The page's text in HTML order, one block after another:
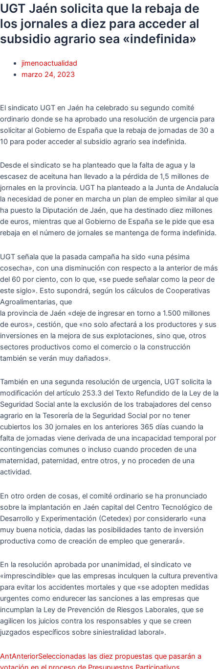
UGT Jaén solicita que la rebaja de
los jornales a diez para acceder al
subsidio agrario sea «indefinida»
jimenoactualidad
marzo 24, 2023
El sindicato UGT en Jaén ha celebrado su segundo comité
ordinario donde se ha aprobado una resolución de urgencia para
solicitar al Gobierno de España que la rebaja de jornadas de 30 a
10 para poder acceder al subsidio agrario sea indefinida.
Desde el sindicato se ha planteado que la falta de agua y la
escasez de aceituna han llevado a la pérdida de 1,5 millones de
jornales en la provincia. UGT ha planteado a la Junta de Andalucía
la necesidad de poner en marcha un plan de empleo similar al que
ha puesto la Diputación de Jaén, que ha destinado diez millones
de euros, mientras que al Gobierno de España se le pide que esa
rebaja en el número de jornales se mantenga de forma indefinida.
UGT señala que la pasada campaña ha sido «una pésima
cosecha», con una disminución con respecto a la anterior de más
del 60 por ciento, con lo que, «se puede señalar como la peor de
este siglo». Esto supondrá, según los cálculos de Cooperativas
Agroalimentarias, que
la provincia de Jaén «deje de ingresar en torno a 1.500 millones
de euros», cestión, que «no solo afectará a los productores y sus
inversiones en la mejora de sus explotaciones, sino que, otros
sectores productivos como el comercio o la construcción
también se verán muy dañados».
También en una segunda resolución de urgencia, UGT solicita la
modificación del artículo 253.3 del Texto Refundido de la Ley de la
Seguridad Social ante la exclusión de los trabajadores del censo
agrario en la Tesorería de la Seguridad Social por no tener
cubiertos los 30 jornales en los anteriores 365 días cuando la
falta de jornadas viene derivada de una incapacidad temporal por
contingencias comunes o incluso cuando proceden de una
maternidad, paternidad, entre otros, y no proceden de una
actividad.
En otro orden de cosas, el comité ordinario se ha pronunciado
sobre la implantación en Jaén capital del Centro Tecnológico de
Desarrollo y Experimentación (Cetedex) por considerarlo «una
muy buena noticia, dadas las posibilidades tanto de inversión
productiva como de creación de empleo que generará».
En la resolución aprobada por unanimidad, el sindicato ve
«imprescindible» que las empresas inculquen la cultura preventiva
para evitar los accidentes mortales y que «se adopten medidas
urgentes como endurecer las sanciones a las empresas que
incumplan la Ley de Prevención de Riesgos Laborales, que se
agilicen los juicios contra los responsables y que se creen
juzgados específicos sobre siniestralidad laboral».
AntAnteriorSeleccionadas las diez propuestas que pasarán a